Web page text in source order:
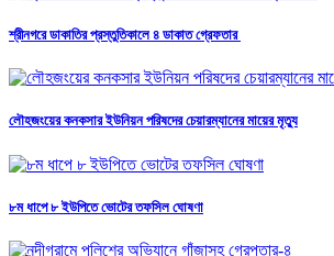
শ্রীনগরে ডাকাতির প্রস্তুতিকালে ৪ ডাকাত গ্রেফতার
লৌহজংয়ের কনকসার ইউনিয়ন পরিষদের চেয়ারম্যানের মায়ের মৃত্যু
৮ম ধাপে ৮ ইউপিতে ভোটের তফসিল ঘোষণা